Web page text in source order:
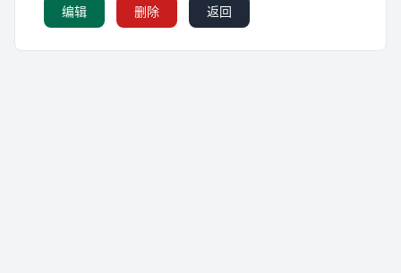
编辑 删除 返回